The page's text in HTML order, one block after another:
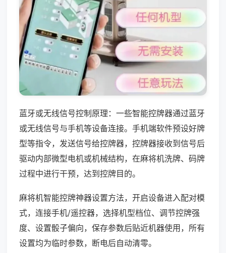
蓝牙或无线信号控制原理：一些智能控牌器通过蓝牙
或无线信号与手机等设备连接。手机端软件预设好牌
型等指令，发送信号给控牌器，控牌器接收到信号后
驱动内部微型电机或机械结构，在麻将机洗牌、码牌
过程中进行干预，达到控牌目的。
麻将机智能控牌神器设置方法，开启设备进入配对模
式，连接手机/遥控器，选择机型档位、调节控牌强
度、设置骰子偏向，保存参数后贴近机器使用，所有
设置均为临时参数，断电后自动清零。